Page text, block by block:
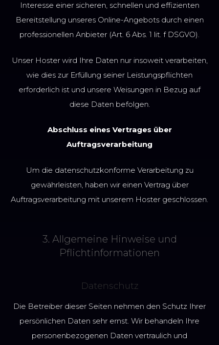
Interesse einer sicheren, schnellen und effizienten
Bereitstellung unseres Online-Angebots durch einen
professionellen Anbieter (Art. 6 Abs. 1 lit. f DSGVO).
Unser Hoster wird Ihre Daten nur insoweit verarbeiten,
wie dies zur Erfüllung seiner Leistungspflichten
erforderlich ist und unsere Weisungen in Bezug auf
diese Daten befolgen.
Abschluss eines Vertrages über
Auftragsverarbeitung
Um die datenschutzkonforme Verarbeitung zu
gewährleisten, haben wir einen Vertrag über
Auftragsverarbeitung mit unserem Hoster geschlossen.
3. Allgemeine Hinweise und
Pflichtinformationen
Datenschutz
Die Betreiber dieser Seiten nehmen den Schutz Ihrer
persönlichen Daten sehr ernst. Wir behandeln Ihre
personenbezogenen Daten vertraulich und